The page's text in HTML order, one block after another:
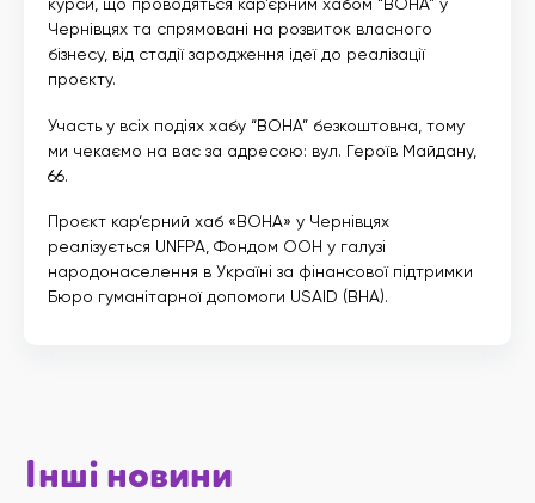
курси, що проводяться кар’єрним хабом “ВОНА” у
Чернівцях та спрямовані на розвиток власного
бізнесу, від стадії зародження ідеї до реалізації
проєкту.
Участь у всіх подіях хабу “ВОНА” безкоштовна, тому
ми чекаємо на вас за адресою: вул. Героїв Майдану,
66.
Проєкт кар‘єрний хаб «ВОНА» у Чернівцях
реалізується UNFPA, Фондом ООН у галузі
народонаселення в Україні за фінансової підтримки
Бюро гуманітарної допомоги USAID (BHA).
Інші новини